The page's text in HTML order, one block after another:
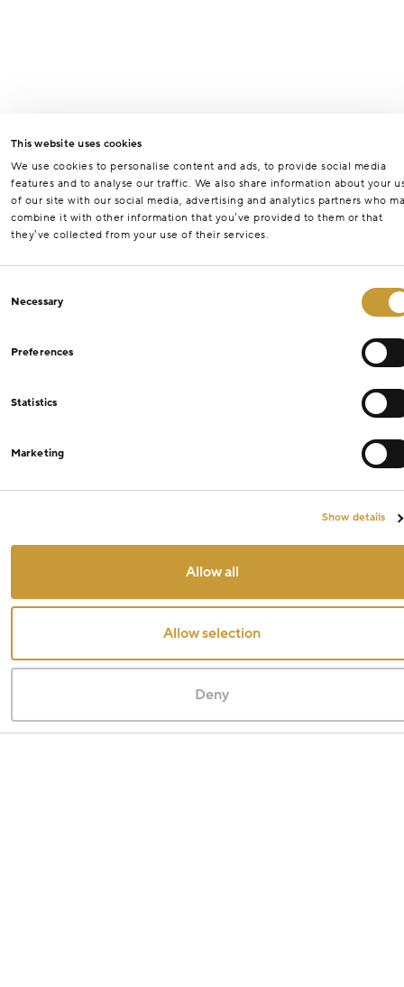
This website uses cookies
We use cookies to personalise content and ads, to provide social media
features and to analyse our traffic. We also share information about your
of our site with our social media, advertising and analytics partners who
combine it with other information that you’ve provided to them or that
they’ve collected from your use of their services.
Selection
Necessary
Preferences
Statistics
Marketing
Show details
Allow all
Allow selection
Deny